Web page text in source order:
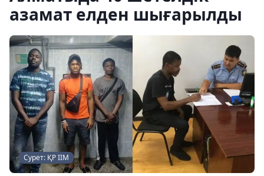
азамат елден шығарылды
Сурет: ҚР ІІМ